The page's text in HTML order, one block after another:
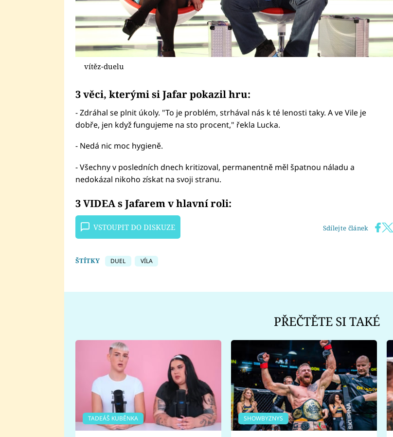
vítěz-duelu
3 věci, kterými si Jafar pokazil hru:
- Zdráhal se plnit úkoly. "To je problém, strhával nás k té lenosti taky. A ve Vile je
dobře, jen když fungujeme na sto procent," řekla Lucka.
- Nedá nic moc hygieně.
- Všechny v posledních dnech kritizoval, permanentně měl špatnou náladu a
nedokázal nikoho získat na svoji stranu.
3 VIDEA s Jafarem v hlavní roli:
VSTOUPIT DO DISKUZE Sdílejte článek
ŠTÍTKY DUEL VÍLA
PŘEČTĚTE SI TAKÉ
TADEÁŠ KUBĚNKA SHOWBYZNYS